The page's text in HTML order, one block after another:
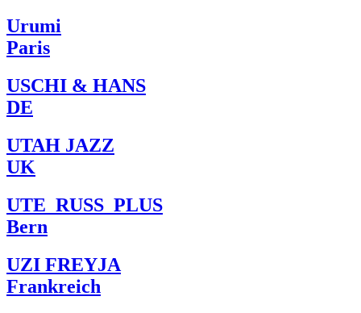
Urumi
Paris
USCHI & HANS
DE
UTAH JAZZ
UK
UTE_RUSS_PLUS
Bern
UZI FREYJA
Frankreich